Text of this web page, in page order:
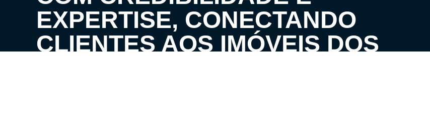
EXPERTISE, CONECTANDO
CLIENTES AOS IMÓVEIS DOS